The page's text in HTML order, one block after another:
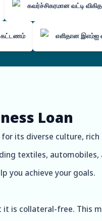
கவர்ச்சிகரமான வட்டி
கட்டணம் எளிதான இஎம்ஐ
Loan
its diverse culture,
textiles,
you achieve your goals.
is collateral-free. This